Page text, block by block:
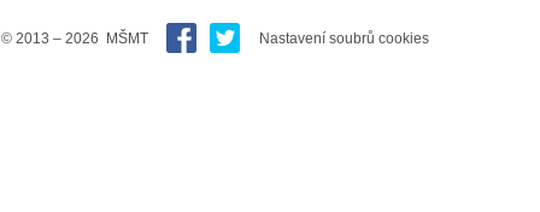
© 2013 – 2026 MŠMT Nastavení soubrů cookies